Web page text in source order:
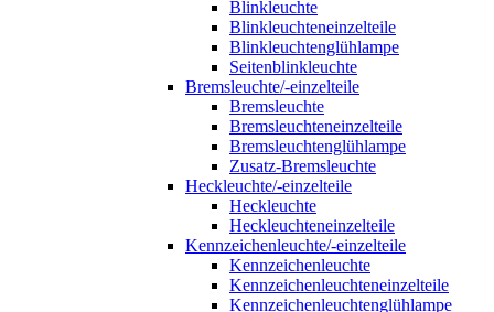
Blinkleuchte
Blinkleuchteneinzelteile
Blinkleuchtenglühlampe
Seitenblinkleuchte
Bremsleuchte/-einzelteile
Bremsleuchte
Bremsleuchteneinzelteile
Bremsleuchtenglühlampe
Zusatz-Bremsleuchte
Heckleuchte/-einzelteile
Heckleuchte
Heckleuchteneinzelteile
Kennzeichenleuchte/-einzelteile
Kennzeichenleuchte
Kennzeichenleuchteneinzelteile
Kennzeichenleuchtenglühlampe